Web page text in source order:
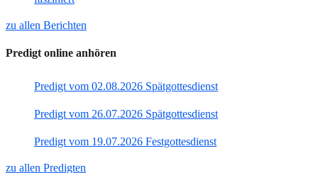
zu allen Berichten
Predigt online anhören
Predigt vom 02.08.2026 Spätgottesdienst
Predigt vom 26.07.2026 Spätgottesdienst
Predigt vom 19.07.2026 Festgottesdienst
zu allen Predigten